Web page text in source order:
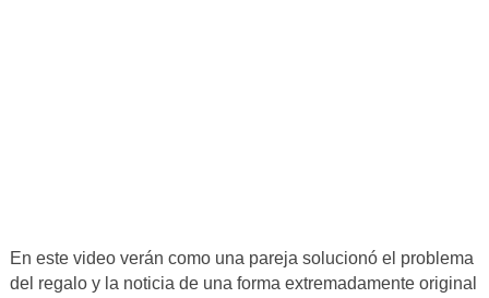
En este video verán como una pareja solucionó el problema
del regalo y la noticia de una forma extremadamente original